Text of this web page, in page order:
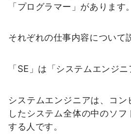
「プログラマー」があります。
それぞれの仕事内容について
「SE」は「システムエンジニ
システムエンジニアは、コン
したシステム全体の中のソ
する人です。